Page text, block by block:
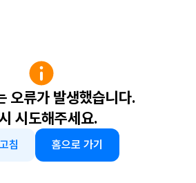
오류가 발생했습니다.
시도해주세요.
침 홈으로 가기